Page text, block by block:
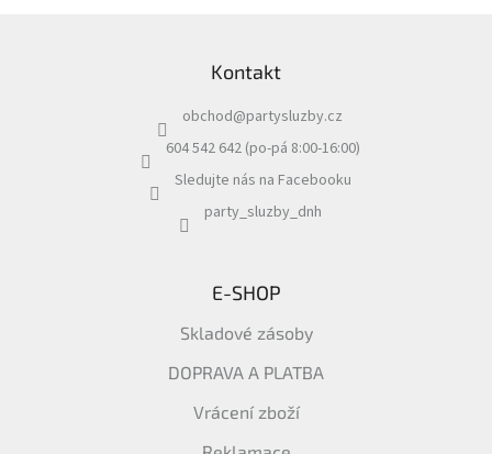
Kontakt
obchod@partysluzby.cz
604 542 642 (po-pá 8:00-16:00)
Sledujte nás na Facebooku
party_sluzby_dnh
E-SHOP
Skladové zásoby
DOPRAVA A PLATBA
Vrácení zboží